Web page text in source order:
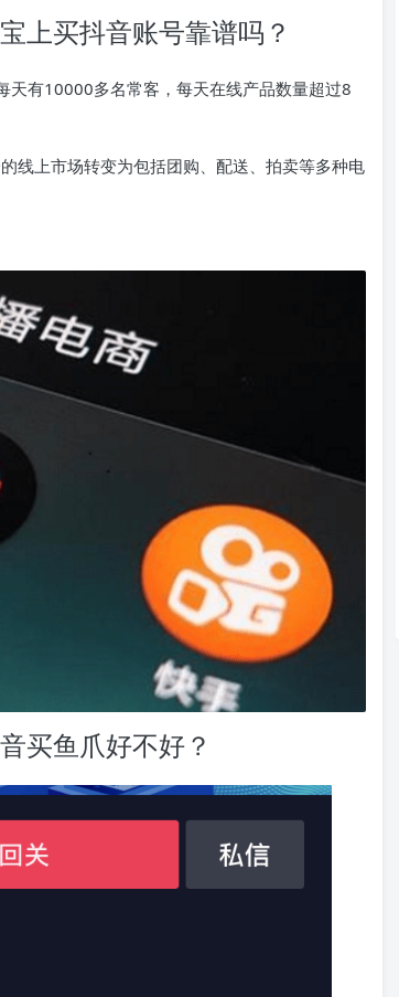
上买抖音账号靠谱吗？
天有10000多名常客，每天在线产品数量超过8
线上市场转变为包括团购、配送、拍卖等多种电
买鱼爪好不好？